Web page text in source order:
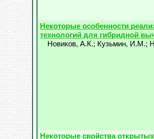
Некоторые особенности
технологий для гибридной
Новиков, А.К.; Кузьмин, И.М.;
Некоторые свойства